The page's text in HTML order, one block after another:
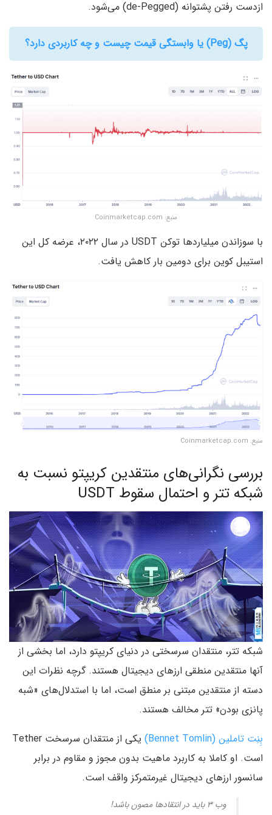
ازدست رفتن پشتوانه (de-Pegged) می‌شود.
پگ (Peg) یا وابستگی قیمت چیست و چه کاربردی دارد؟
منبع: Coinmarketcap.com
با سوزاندن میلیاردها توکن USDT در سال ۲۰۲۲، عرضه کل این
استیبل کوین برای دومین بار کاهش یافت.
منبع: Coinmarketcap.com
بررسی نگرانی‌های منتقدین کریپتو نسبت به
شبکه تتر و احتمال سقوط USDT
شبکه تتر، منتقدان سرسختی در دنیای کریپتو دارد، اما بخشی از
آنها منتقدین منطقی ارزهای دیجیتال هستند. گرچه نظرات این
دسته از منتقدین مبتنی بر منطق است، اما با استدلال‌های «شبه
پانزی بودن» تتر مخالف هستند.
بِنِت تاملین (Bennet Tomlin)
یکی از منتقدان سرسخت Tether
است. او کاملا به کاربرد ماهیت بدون مجوز و مقاوم در برابر
سانسور ارزهای دیجیتال غیرمتمرکز واقف است.
وب ۳ باید در انتقادها مصون باشد!